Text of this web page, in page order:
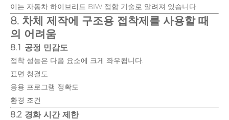
이는 자동차 하이브리드 BIW 접합 기술로 알려져 있습니다.
8. 차체 제작에 구조용 접착제를 사용할 때
의 어려움
8.1 공정 민감도
접착 성능은 다음 요소에 크게 좌우됩니다.
표면 청결도
응용 프로그램 정확도
환경 조건
8.2 경화 시간 제한